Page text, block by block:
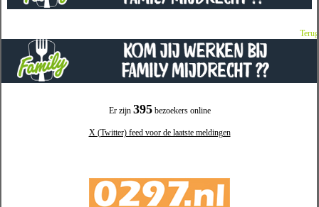
Er zijn 395bezoekers online
X (Twitter) feed voor de laatste meldingen
Terug